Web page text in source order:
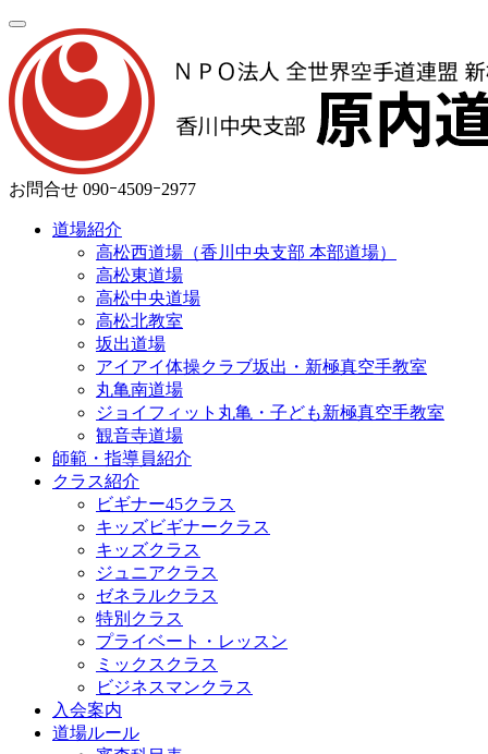
お問合せ 090ｰ4509ｰ2977
道場紹介
高松西道場（香川中央支部 本部道場）
高松東道場
高松中央道場
高松北教室
坂出道場
アイアイ体操クラブ坂出・新極真空手教室
丸亀南道場
ジョイフィット丸亀・子ども新極真空手教室
観音寺道場
師範・指導員紹介
クラス紹介
ビギナー45クラス
キッズビギナークラス
キッズクラス
ジュニアクラス
ゼネラルクラス
特別クラス
プライベート・レッスン
ミックスクラス
ビジネスマンクラス
入会案内
道場ルール